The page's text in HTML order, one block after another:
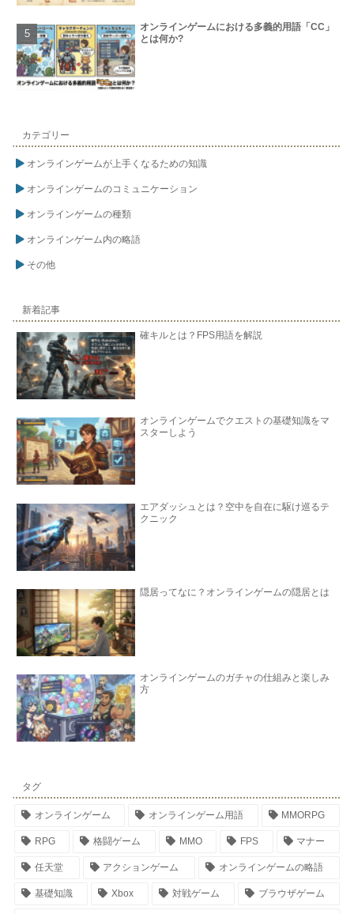
オンラインゲームにおける多義的用語「CC」
とは何か?
カテゴリー
オンラインゲームが上手くなるための知識
オンラインゲームのコミュニケーション
オンラインゲームの種類
オンラインゲーム内の略語
その他
新着記事
確キルとは？FPS用語を解説
オンラインゲームでクエストの基礎知識をマ
スターしよう
エアダッシュとは？空中を自在に駆け巡るテ
クニック
隠居ってなに？オンラインゲームの隠居とは
オンラインゲームのガチャの仕組みと楽しみ
方
タグ
オンラインゲーム オンラインゲーム用語 MMORPG
RPG 格闘ゲーム MMO FPS マナー
任天堂 アクションゲーム オンラインゲームの略語
基礎知識 Xbox 対戦ゲーム ブラウザゲーム